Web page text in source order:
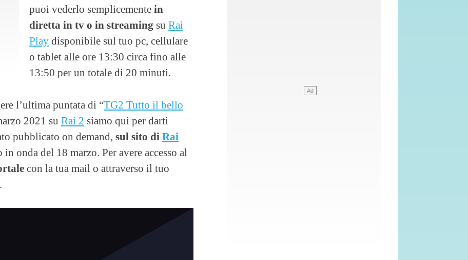
puoi vederlo semplicemente in
diretta in tv o in streaming su Rai
Play disponibile sul tuo pc, cellulare
o tablet alle ore 13:30 circa fino alle
13:50 per un totale di 20 minuti.
l’ultima puntata di “TG2 Tutto il bello
2021 su Rai 2 siamo qui per darti
pubblicato on demand, sul sito di Rai
onda del 18 marzo. Per avere accesso al
con la tua mail o attraverso il tuo